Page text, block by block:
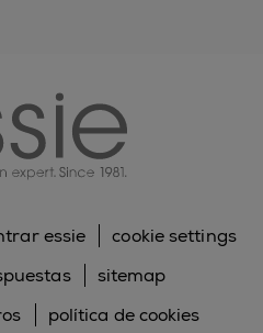
essie
cookie settings
sitemap
política de cookies